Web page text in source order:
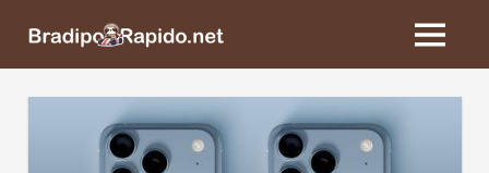
BradipoRapido.net
MENU